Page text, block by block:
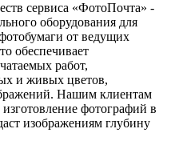
сервиса «ФотоПочта» -
оборудования для
от ведущих
обеспечивает
работ,
и живых цветов,
Нашим клиентам
фотографий в
изображениям глубину